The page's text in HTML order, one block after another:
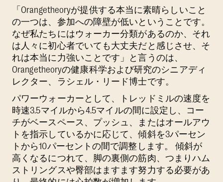
「Orangetheoryが提供する本当に素晴らしいこと
の一つは、参加への障壁が低いということです。
なぜ私たちにはウォーカー分類があるのか、それ
は人々に初心者でいても大丈夫だと感じさせ、そ
れは本当に力強いことです」と言うのは、
Orangetheoryの健康科学および研究のシニアディ
レクター、ラシェル・リード博士です。
パワーウォーカーとして、トレッドミルの速度を
時速3.5マイルから4.5マイルの間に設定し、コー
チがベースペース、プッシュ、またはオールアウ
トを指示しているかに応じて、傾斜を3パーセン
トから10パーセントの間で調整します。 傾斜が
高くなるにつれて、脚の裏側の筋肉、つまりハム
ストリングスや臀部はますます努力する必要があ